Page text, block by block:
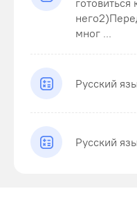
мног ...
Русский
Русский